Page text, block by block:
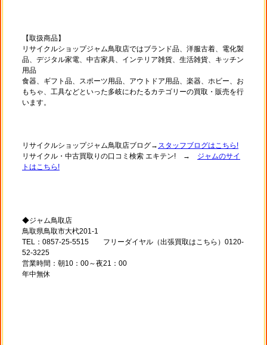
【取扱商品】
リサイクルショップジャム鳥取店ではブランド品、洋服古着、電化製
品、デジタル家電、中古家具、インテリア雑貨、生活雑貨、キッチン
用品
食器、ギフト品、スポーツ用品、アウトドア用品、楽器、ホビー、お
もちゃ、工具などといった多岐にわたるカテゴリーの買取・販売を行
います。
リサイクルショップジャム鳥取店ブログ→ スタッフブログはこちら!
リサイクル・中古買取りの口コミ検索 エキテン! → ジャムのサイ
トはこちら!
◆ジャム鳥取店
鳥取県鳥取市大杙201-1
TEL：0857-25-5515 フリーダイヤル（出張買取はこちら）0120-
52-3225
営業時間：朝10：00～夜21：00
年中無休